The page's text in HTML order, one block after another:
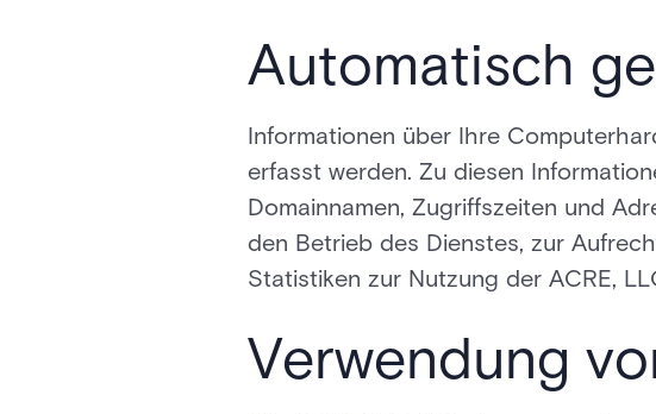
Automatisch
Informationen über Ihre
erfasst werden. Zu diesen
Domainnamen, Zugriffszeiten und
den Betrieb des Dienstes, zur
Statistiken zur Nutzung der ACRE,
Verwendung